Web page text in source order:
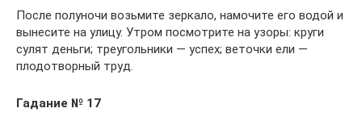
После полуночи возьмите зеркало, намочите его водой и
вынесите на улицу. Утром посмотрите на узоры: круги
сулят деньги; треугольники — успех; веточки ели —
плодотворный труд.
Гадание № 17